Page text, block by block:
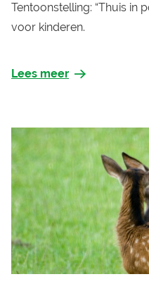
Tentoonstelling: “Thuis in
voor kinderen.
Lees meer